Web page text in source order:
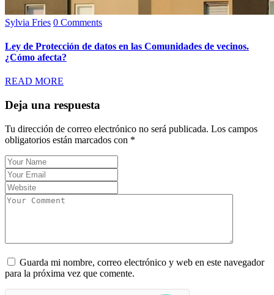
Sylvia Fries 0 Comments
Ley de Protección de datos en las Comunidades de vecinos.
¿Cómo afecta?
READ MORE
Deja una respuesta
Tu dirección de correo electrónico no será publicada. Los campos
obligatorios están marcados con *
Guarda mi nombre, correo electrónico y web en este navegador
para la próxima vez que comente.